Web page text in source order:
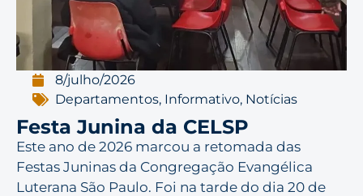
8/julho/2026
Departamentos, Informativo, Notícias
Festa Junina da CELSP
Este ano de 2026 marcou a retomada das
Festas Juninas da Congregação Evangélica
Luterana São Paulo. Foi na tarde do dia 20 de